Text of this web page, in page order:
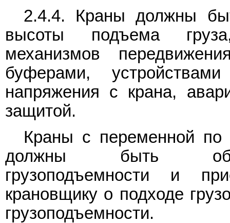
2.4.4. Краны должны
высоты подъема
механизмов
буферами,
напряжения с крана,
защитой.
Краны с переменной по
должны быть
грузоподъемности и
крановщику о подходе
грузоподъемности.